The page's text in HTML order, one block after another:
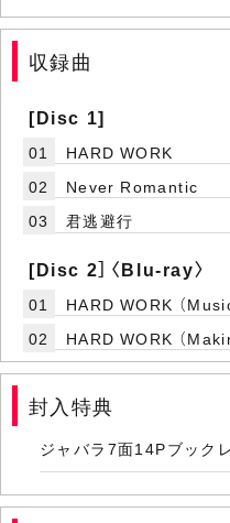
収録曲
[Disc 1]
01
HARD WORK
02
Never Romantic
03
君逃避行
[Disc 2］〈Blu-ray〉
01
HARD WORK （
02
HARD WORK （
封入特典
ジャバラ7面14Pブック